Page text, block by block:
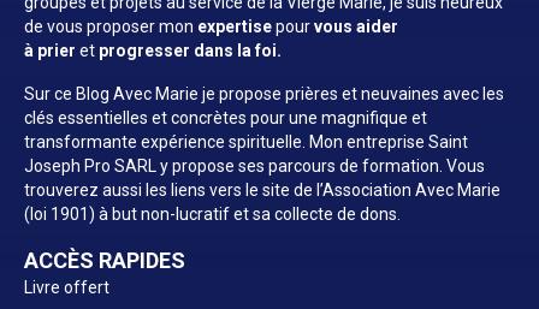
de vous proposer mon expertisepourvous aider
à prier et progresser dans la foi.
Sur ce Blog Avec Marie je propose prières et neuvaines avec les
clés essentielles et concrètes pour une magnifique et
transformante expérience spirituelle. Mon entreprise Saint
Joseph Pro SARL y propose ses parcours de formation. Vous
trouverez aussi les liens vers le site de l’Association Avec Marie
(loi 1901) à but non-lucratif et sa collecte de dons.
ACCÈS RAPIDES
Livre offert